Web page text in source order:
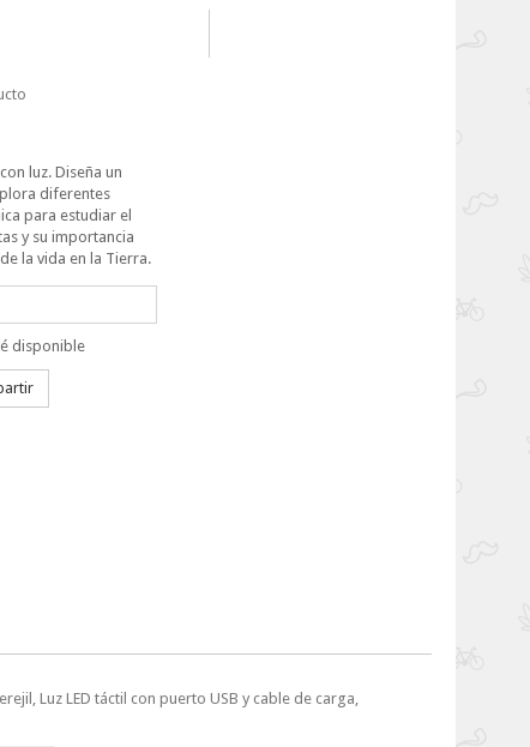
luz. Diseña un
diferentes
para estudiar el
y su importancia
la vida en la Tierra.
disponible
Luz LED táctil con puerto USB y cable de carga,